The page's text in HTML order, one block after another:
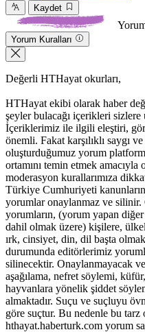
Kaydet
Yorum Kuralları
Değerli HTHayat okurları,
HTHayat ekibi olarak haber
şeyler bulacağı içerikleri sizlere
İçeriklerimiz ile ilgili eleştiri,
önemli. Fakat karşılıklı saygı
oluşturduğumuz yorum
ortamını temin etmek
moderasyon kurallarımıza
Türkiye Cumhuriyeti
yorumlar onaylanmaz ve silinir.
yorumların, (yorum yapan
dahil olmak üzere) kişilere,
ırk, cinsiyet, din, dil başta olmak
durumunda editörlerimiz
silinecektir. Onaylanmayacak
aşağılama, nefret söylemi,
hayvanlara yönelik şiddet
almaktadır. Suçu ve suçluyu
göre suçtur. Bu nedenle bu
hthayat.haberturk.com yorum